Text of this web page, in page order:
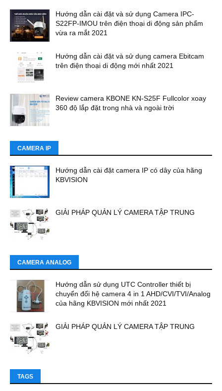
Hướng dẫn cài đặt và sử dụng Camera IPC-
S22FP-IMOU trên điện thoại di động sản phẩm
vừa ra mắt 2021
Hướng dẫn cài đặt và sử dụng camera Ebitcam
trên điện thoại di động mới nhất 2021
Review camera KBONE KN-S25F Fullcolor xoay
360 độ lắp đặt trong nhà và ngoài trời
CAMERA IP
Hướng dẫn cài đặt camera IP có dây của hãng
KBVISION
GIẢI PHÁP QUẢN LÝ CAMERA TẬP TRUNG
CAMERA ANALOG
Hướng dẫn sử dụng UTC Controller thiết bị
chuyển đổi hệ camera 4 in 1 AHD/CVI/TVI/Analog
của hãng KBVISION mới nhất 2021
GIẢI PHÁP QUẢN LÝ CAMERA TẬP TRUNG
TAGS